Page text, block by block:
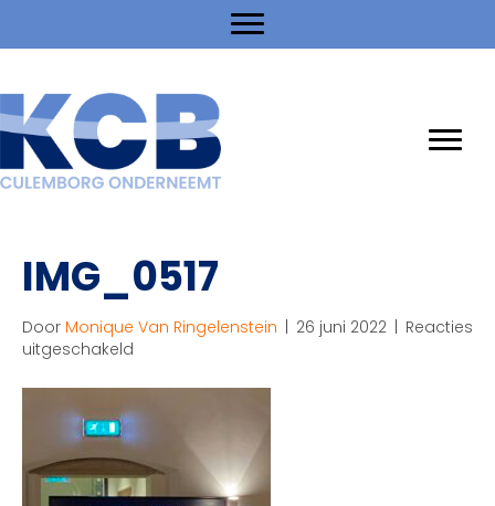
IMG_0517
Door Monique Van Ringelenstein | 26 juni 2022 | Reacties
uitgeschakeld